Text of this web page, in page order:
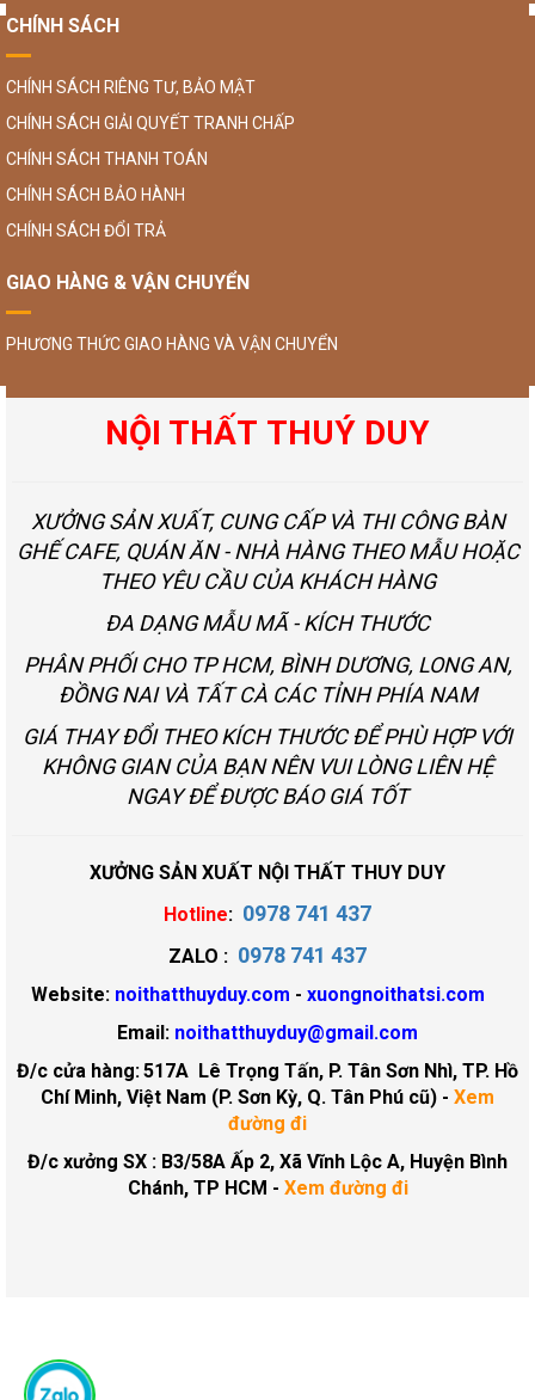
CHÍNH SÁCH
CHÍNH SÁCH RIÊNG TƯ, BẢO MẬT
CHÍNH SÁCH GIẢI QUYẾT TRANH CHẤP
CHÍNH SÁCH THANH TOÁN
CHÍNH SÁCH BẢO HÀNH
CHÍNH SÁCH ĐỔI TRẢ
GIAO HÀNG & VẬN CHUYỂN
PHƯƠNG THỨC GIAO HÀNG VÀ VẬN CHUYỂN
NỘI THẤT THUÝ DUY
XƯỞNG SẢN XUẤT, CUNG CẤP VÀ THI CÔNG BÀN
GHẾ CAFE, QUÁN ĂN - NHÀ HÀNG THEO MẪU HOẶC
THEO YÊU CẦU CỦA KHÁCH HÀNG
ĐA DẠNG MẪU MÃ - KÍCH THƯỚC
PHÂN PHỐI CHO TP HCM, BÌNH DƯƠNG, LONG AN,
ĐỒNG NAI VÀ TẤT CÀ CÁC TỈNH PHÍA NAM
GIÁ THAY ĐỔI THEO KÍCH THƯỚC ĐỂ PHÙ HỢP VỚI
KHÔNG GIAN CỦA BẠN NÊN VUI LÒNG LIÊN HỆ
NGAY ĐỂ ĐƯỢC BÁO GIÁ TỐT
XƯỞNG SẢN XUẤT NỘI THẤT THUY DUY
Hotline: 0978 741 437
ZALO : 0978 741 437
Website: noithatthuyduy.com - xuongnoithatsi.com
Email: noithatthuyduy@gmail.com
Đ/c cửa hàng:517A Lê Trọng Tấn, P. Tân Sơn Nhì, TP. Hồ
Chí Minh, Việt Nam (P. Sơn Kỳ, Q. Tân Phú cũ) - Xem
đường đi
Đ/c xưởng SX : B3/58A Ấp 2, Xã Vĩnh Lộc A, Huyện Bình
Chánh, TP HCM - Xem đường đi